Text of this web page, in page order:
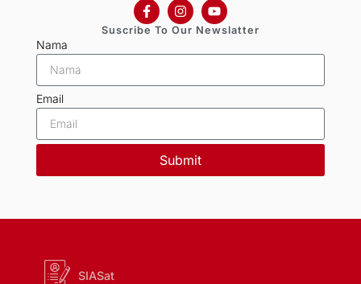
Suscribe To Our Newslatter
Nama
Email
Submit
SIASat